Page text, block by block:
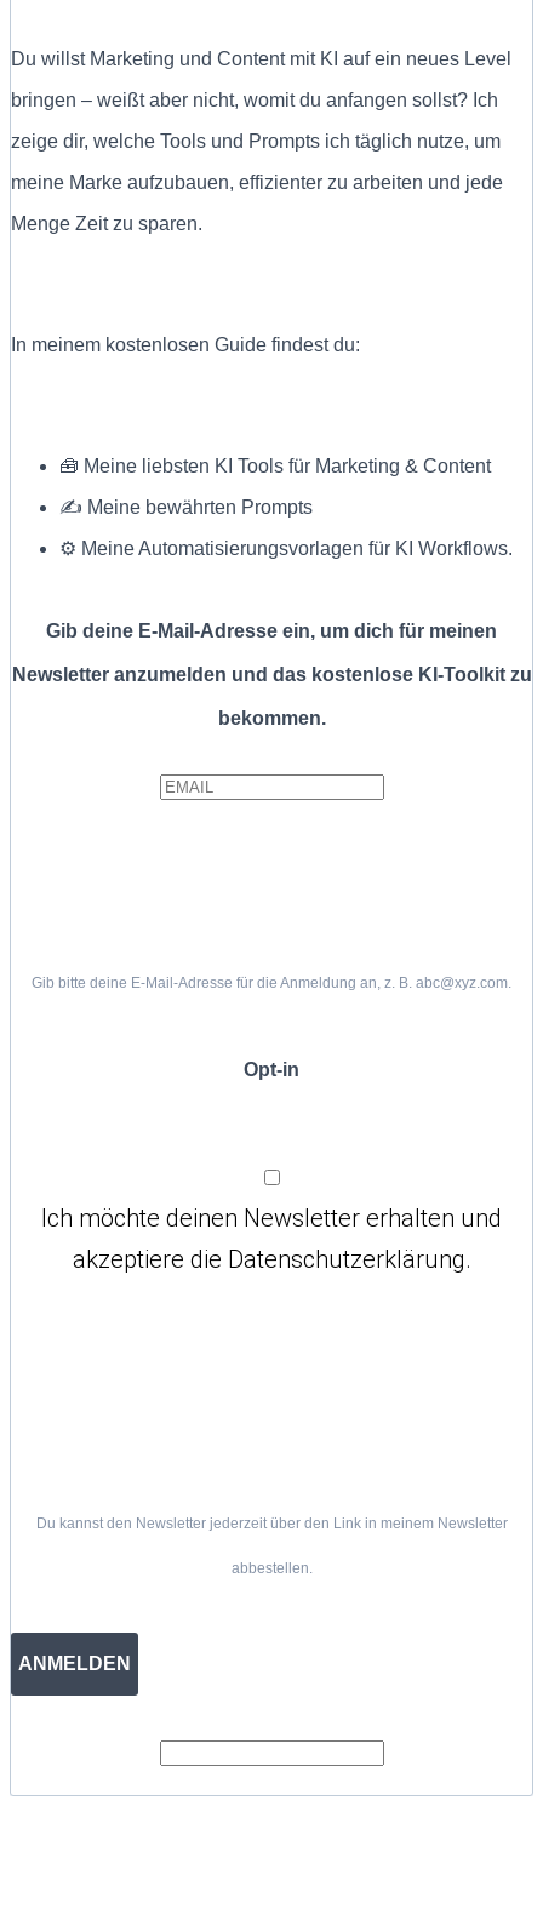
Du willst Marketing und Content mit KI auf ein neues Level
bringen – weißt aber nicht, womit du anfangen sollst? Ich
zeige dir, welche Tools und Prompts ich täglich nutze, um
meine Marke aufzubauen, effizienter zu arbeiten und jede
Menge Zeit zu sparen.
In meinem kostenlosen Guide findest du:
🧰 Meine liebsten KI Tools für Marketing & Content
✍ Meine bewährten Prompts
⚙️ Meine Automatisierungsvorlagen für KI Workflows.
Gib deine E-Mail-Adresse ein, um dich für meinen
Newsletter anzumelden und das kostenlose KI-Toolkit zu
bekommen.
Gib bitte deine E-Mail-Adresse für die Anmeldung an, z. B. abc@xyz.com.
Opt-in
Ich möchte deinen Newsletter erhalten und
akzeptiere die Datenschutzerklärung.
Du kannst den Newsletter jederzeit über den Link in meinem Newsletter
abbestellen.
ANMELDEN